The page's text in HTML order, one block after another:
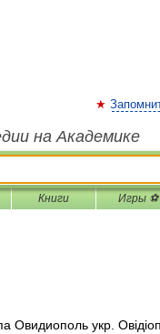
на Академике
Книги Игры ⚽
Овидиополь укр.